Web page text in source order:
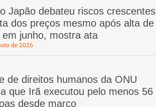
Japão debateu riscos crescentes
dos preços mesmo após alta de
em junho, mostra ata
de 2026
de direitos humanos da ONU
que Irã executou pelo menos 56
desde março